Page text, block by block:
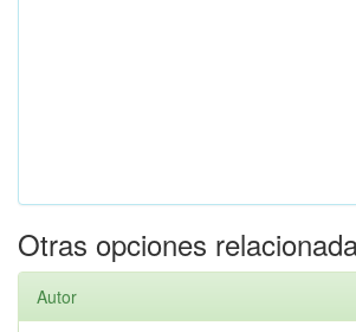
Otras opciones
Autor